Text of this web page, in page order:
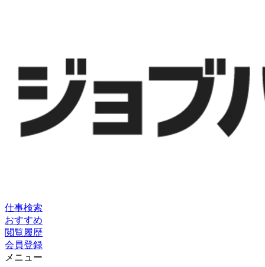
仕事検索
おすすめ
閲覧履歴
会員登録
メニュー